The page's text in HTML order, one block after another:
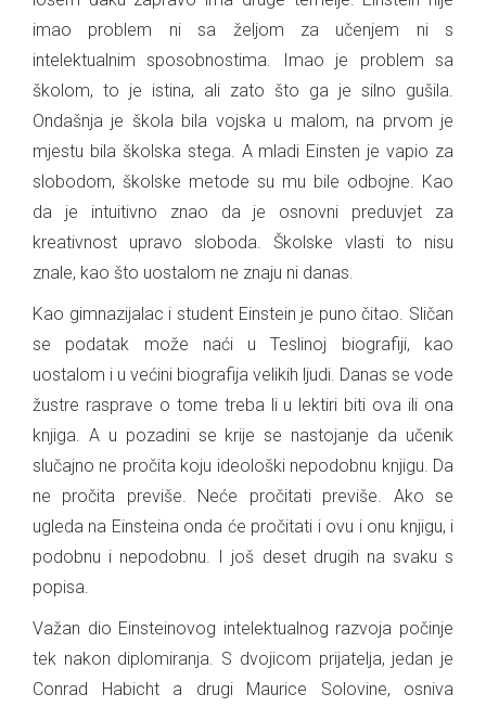
imao problem ni sa željom za učenjem ni s
intelektualnim sposobnostima. Imao je problem sa
školom, to je istina, ali zato što ga je silno gušila.
Ondašnja je škola bila vojska u malom, na prvom je
mjestu bila školska stega. A mladi Einsten je vapio za
slobodom, školske metode su mu bile odbojne. Kao
da je intuitivno znao da je osnovni preduvjet za
kreativnost upravo sloboda. Školske vlasti to nisu
znale, kao što uostalom ne znaju ni danas.
Kao gimnazijalac i student Einstein je puno čitao. Sličan
se podatak može naći u Teslinoj biografiji, kao
uostalom i u većini biografija velikih ljudi. Danas se vode
žustre rasprave o tome treba li u lektiri biti ova ili ona
knjiga. A u pozadini se krije se nastojanje da učenik
slučajno ne pročita koju ideološki nepodobnu knjigu. Da
ne pročita previše. Neće pročitati previše. Ako se
ugleda na Einsteina onda će pročitati i ovu i onu knjigu, i
podobnu i nepodobnu. I još deset drugih na svaku s
popisa.
Važan dio Einsteinovog intelektualnog razvoja počinje
tek nakon diplomiranja. S dvojicom prijatelja, jedan je
Conrad Habicht a drugi Maurice Solovine, osniva